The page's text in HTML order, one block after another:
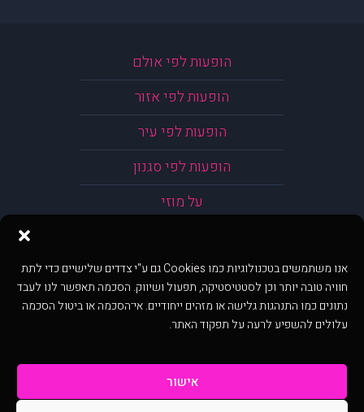
אנו משתמשים בטכנולוגיות כמו Cookies גם ע"י צדדים שלישיים כדי לתת
חוויה טובה יותר וכן לסטטיסטיקה, תפעול ושיווק. הסכמה תאפשר לנו לעבד
נתונים כמו התנהגות גלישה או מזהים ייחודיים. אי־הסכמה או ביטול הסכמה
עלולים להשפיע לרעה על תפקוד האתר.
אישור
הופעות לפי אולם
הופעות לפי אזור
הופעות לפי עיר
הופעות לפי סגנון
על מוזי